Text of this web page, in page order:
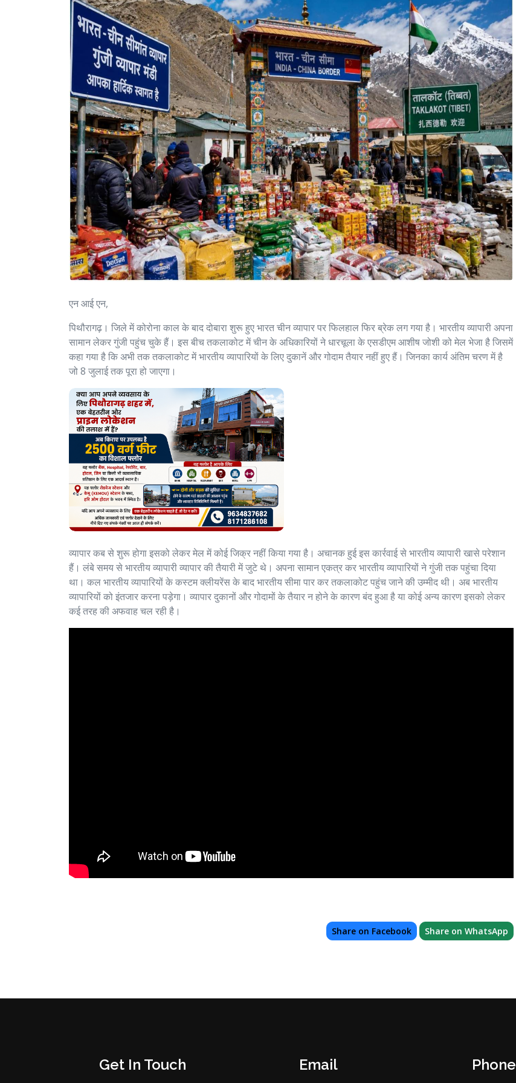
एन आई एन,
पिथौरागढ़। जिले में कोरोना काल के बाद दोबारा शुरू हुए भारत चीन व्यापार पर फिलहाल फिर ब्रेक लग गया है। भारतीय व्यापारी अपना
सामान लेकर गुंजी पहुंच चुके हैं। इस बीच तकलाकोट में चीन के अधिकारियों ने धारचूला के एसडीएम आशीष जोशी को मेल भेजा है जिसमें
कहा गया है कि अभी तक तकलाकोट में भारतीय व्यापारियों के लिए दुकानें और गोदाम तैयार नहीं हुए हैं। जिनका कार्य अंतिम चरण में है
जो 8 जुलाई तक पूरा हो जाएगा।
व्यापार कब से शुरू होगा इसको लेकर मेल में कोई जिक्र नहीं किया गया है। अचानक हुई इस कार्रवाई से भारतीय व्यापारी खासे परेशान
हैं। लंबे समय से भारतीय व्यापारी व्यापार की तैयारी में जुटे थे। अपना सामान एकत्र कर भारतीय व्यापारियों ने गुंजी तक पहुंचा दिया
था। कल भारतीय व्यापारियों के कस्टम क्लीयरेंस के बाद भारतीय सीमा पार कर तकलाकोट पहुंच जाने की उम्मीद थी। अब भारतीय
व्यापारियों को इंतजार करना पड़ेगा। व्यापार दुकानों और गोदामों के तैयार न होने के कारण बंद हुआ है या कोई अन्य कारण इसको लेकर
कई तरह की अफवाह चल रही है।
Share on Facebook Share on WhatsApp
Get In Touch Email Phone